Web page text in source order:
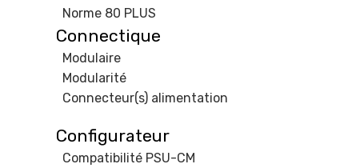
Norme 80 PLUS
Connectique
Modulaire
Modularité
Connecteur(s) alimentation
Configurateur
Compatibilité PSU-CM